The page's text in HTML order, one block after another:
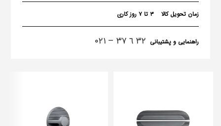
زمان تحویل کالا ۳ تا ۷ روز کاری
راهنمایی و پشتیبانی ٣٢ ٦ ٣٧ – ۰۲۱